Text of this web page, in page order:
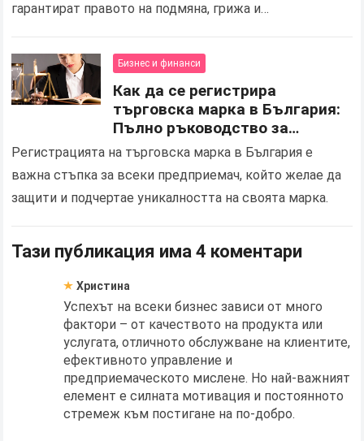
гарантират правото на подмяна, грижа и
на семейната структура…
Бизнес и финанси
Как да се регистрира
търговска марка в България:
Пълно ръководство за
предприемачите
Регистрацията на търговска марка в България е
важна стъпка за всеки предприемач, който желае да
защити и подчертае уникалността на своята марка.
Тази публикация има 4 коментари
Христина
Успехът на всеки бизнес зависи от много
фактори – от качеството на продукта или
услугата, отличното обслужване на клиентите,
ефективното управление и
предприемаческото мислене. Но най-важният
елемент е силната мотивация и постоянното
стремеж към постигане на по-добро.